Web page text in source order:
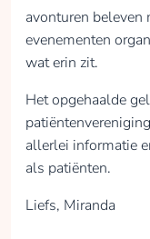
avonturen beleven
evenementen
wat erin zit.
Het opgehaalde
allerlei informatie
als patiënten.
Liefs, Miranda